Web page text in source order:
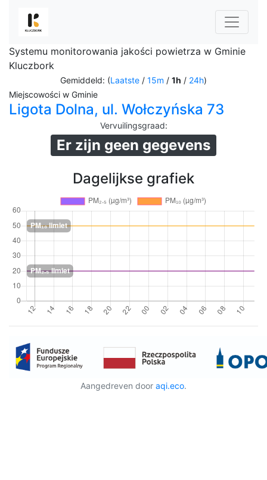
Systemu monitorowania jakości powietrza w Gminie
Kluczbork
Gemiddeld: (Laatste / 15m / 1h / 24h)
Miejscowości w Gminie
Ligota Dolna, ul. Wołczyńska 73
Vervuilingsgraad:
Er zijn geen gegevens
Dagelijkse grafiek
Aangedreven door aqi.eco.